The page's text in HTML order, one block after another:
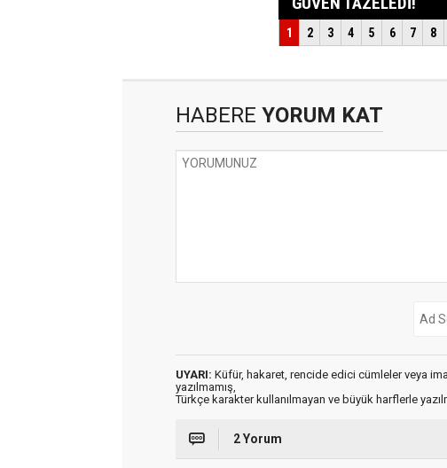
HABERE YORUM KAT
UYARI: Küfür, hakaret, rencide edici cümleler veya
yazılmamış,
Türkçe karakter kullanılmayan ve büyük harflerle
2 Yorum